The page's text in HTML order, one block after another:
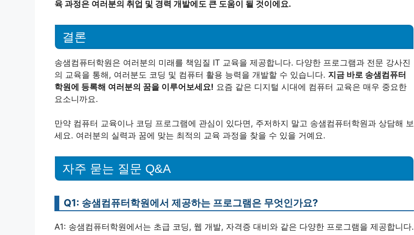
육 과정은 여러분의 취업 및 경력 개발에도 큰 도움이 될 것이에요.
결론
송샘컴퓨터학원은 여러분의 미래를 책임질 IT 교육을 제공합니다. 다양한 프로그램과 전문 강사진
의 교육을 통해, 여러분도 코딩 및 컴퓨터 활용 능력을 개발할 수 있습니다. 지금 바로 송샘컴퓨터
학원에 등록해 여러분의 꿈을 이루어보세요! 요즘 같은 디지털 시대에 컴퓨터 교육은 매우 중요한
요소니까요.
만약 컴퓨터 교육이나 코딩 프로그램에 관심이 있다면, 주저하지 말고 송샘컴퓨터학원과 상담해 보
세요. 여러분의 실력과 꿈에 맞는 최적의 교육 과정을 찾을 수 있을 거예요.
자주 묻는 질문 Q&A
Q1: 송샘컴퓨터학원에서 제공하는 프로그램은 무엇인가요?
A1: 송샘컴퓨터학원에서는 초급 코딩, 웹 개발, 자격증 대비와 같은 다양한 프로그램을 제공합니다.